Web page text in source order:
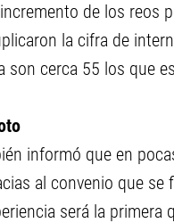
de los reos
la cifra de
son cerca 55 los que
informó que en
al convenio que se
será la primera